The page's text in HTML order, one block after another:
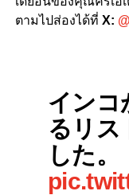
ตามไปส่องได้ที่ X:
インコ
るリス
した。